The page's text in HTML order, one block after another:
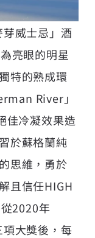
芽威士忌」酒
亮眼的明星
特的熟成環
River」
佳冷凝效果造
於蘇格蘭純
思維，勇於
且信任HIGH
2020年
大獎後，每